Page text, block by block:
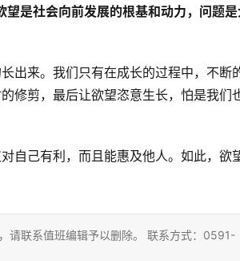
是社会向前发展的根基和动力，问题
出来。我们只有在成长的过程中，不断
修剪，最后让欲望恣意生长，怕是我们
自己有利，而且能惠及他人。如此，欲
请联系值班编辑予以删除。 联系方式：0591-